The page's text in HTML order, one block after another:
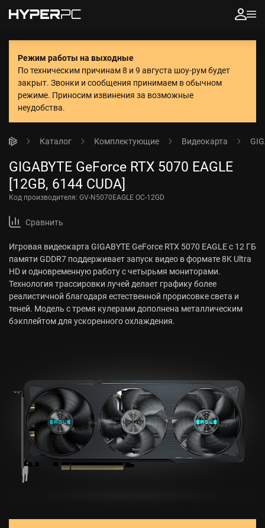
Режим работы на выходные
По техническим причинам 8 и 9 августа шоу-рум будет
закрыт. Звонки и сообщения принимаем в обычном
режиме. Приносим извинения за возможные
неудобства.
Каталог Комплектующие Видеокарта
GIGABYTE GeForce RTX 5070 EAGLE
[12GB, 6144 CUDA]
Код производителя: GV-N5070EAGLE OC-12GD
Сравнить
Игровая видеокарта GIGABYTE GeForce RTX 5070 EAGLE с 12 ГБ
памяти GDDR7 поддерживает запуск видео в формате 8K Ultra
HD и одновременную работу с четырьмя мониторами.
Технология трассировки лучей делает графику более
реалистичной благодаря естественной прорисовке света и
теней. Модель с тремя кулерами дополнена металлическим
бэкплейтом для ускоренного охлаждения.